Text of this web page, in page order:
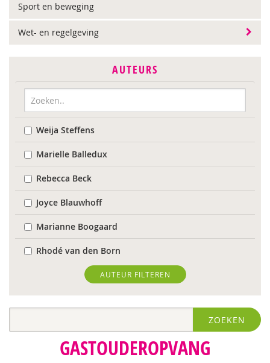
Sport en beweging
Wet- en regelgeving
AUTEURS
Weija Steffens
Marielle Balledux
Rebecca Beck
Joyce Blauwhoff
Marianne Boogaard
Rhodé van den Born
Caroline Boudry
Marik Broere
Wouter Bulckaert
AUTEUR FILTEREN
ZOEKEN
GASTOUDEROPVANG